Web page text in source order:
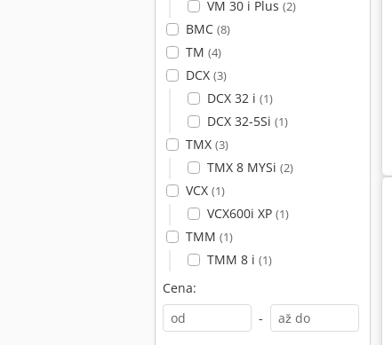
VM 30 i Plus (2)
BMC (8)
TM (4)
DCX (3)
DCX 32 i (1)
DCX 32-5Si (1)
TMX (3)
TMX 8 MYSi (2)
VCX (1)
VCX600i XP (1)
TMM (1)
TMM 8 i (1)
Cena:
-